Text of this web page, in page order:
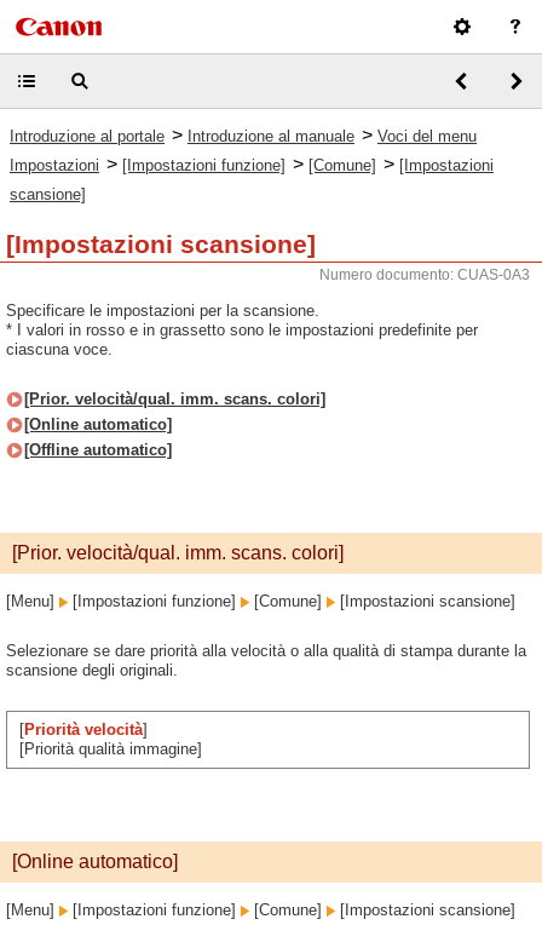
Introduzione al portale > Introduzione al manuale > Voci del menu
Impostazioni > [Impostazioni funzione] > [Comune] > [Impostazioni
scansione]
[Impostazioni scansione]
Numero documento: CUAS-0A3
Specificare le impostazioni per la scansione.
* I valori in rosso e in grassetto sono le impostazioni predefinite per
ciascuna voce.
[Prior. velocità/qual. imm. scans. colori]
[Online automatico]
[Offline automatico]
[Prior. velocità/qual. imm. scans. colori]
[Menu] [Impostazioni funzione] [Comune] [Impostazioni scansione]
Selezionare se dare priorità alla velocità o alla qualità di stampa durante la
scansione degli originali.
[Priorità velocità]
[Priorità qualità immagine]
[Online automatico]
[Menu] [Impostazioni funzione] [Comune] [Impostazioni scansione]